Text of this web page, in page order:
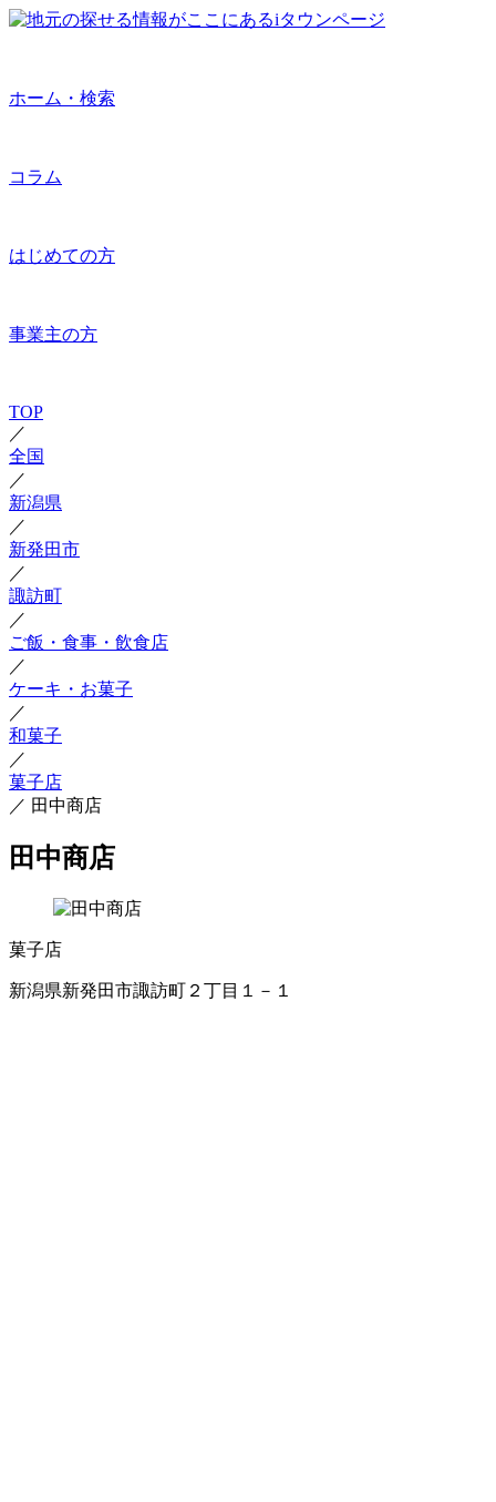
ホーム・検索
コラム
はじめての方
事業主の方
TOP
／
全国
／
新潟県
／
新発田市
／
諏訪町
／
ご飯・食事・飲食店
／
ケーキ・お菓子
／
和菓子
／
菓子店
／ 田中商店
田中商店
菓子店
新潟県新発田市諏訪町２丁目１－１